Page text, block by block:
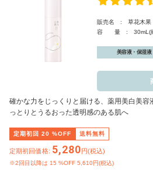
販売名 : 草花木果
容 量 : 30mL(約
美容液・保湿液
確かな力をじっくりと届ける、薬用美白美容
っとりとうるおった透明感のある肌へ
定期初回 20 %OFF 送料無料
定期初回価格: 5,280円(税込)
※2回目以降は 15 %OFF 5,610円(税込)